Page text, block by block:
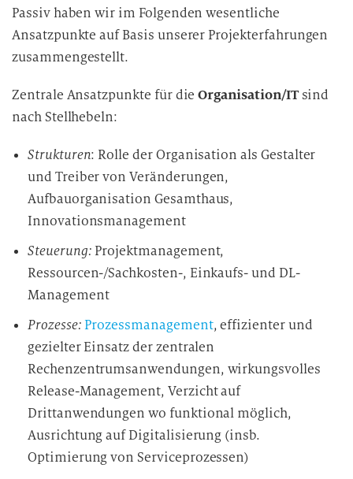
Passiv haben wir im Folgenden wesentliche
Ansatzpunkte auf Basis unserer Projekterfahrungen
zusammengestellt.
Zentrale Ansatzpunkte für dieOrganisation/ITsind
nach Stellhebeln:
Strukturen: Rolle der Organisation als Gestalter
und Treiber von Veränderungen,
Aufbauorganisation Gesamthaus,
Innovationsmanagement
Steuerung:Projektmanagement,
Ressourcen-/Sachkosten-, Einkaufs- und DL-
Management
Prozesse: Prozessmanagement, effizienter und
gezielter Einsatz der zentralen
Rechenzentrumsanwendungen, wirkungsvolles
Release-Management, Verzicht auf
Drittanwendungen wo funktional möglich,
Ausrichtung auf Digitalisierung (insb.
Optimierung von Serviceprozessen)